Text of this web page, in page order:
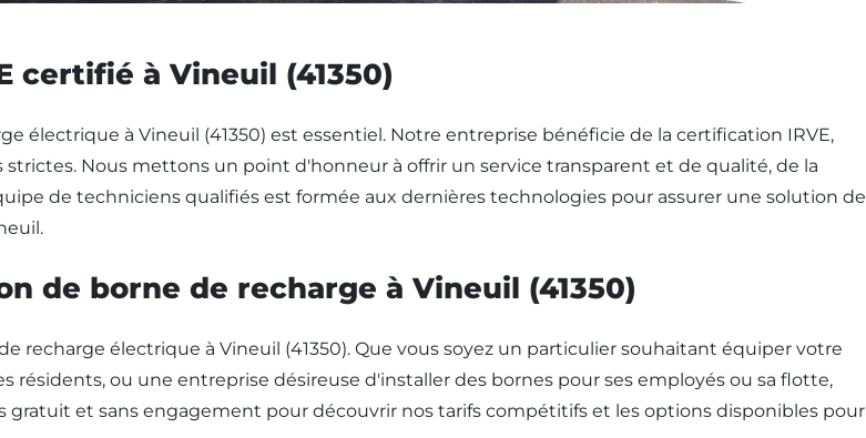
certifié à Vineuil (41350)
électrique à Vineuil (41350) est essentiel. Notre entreprise bénéficie de la certification IRVE,
Nous mettons un point d'honneur à offrir un service transparent et de qualité, de la
de techniciens qualifiés est formée aux dernières technologies pour assurer une solution de
de borne de recharge à Vineuil (41350)
recharge électrique à Vineuil (41350). Que vous soyez un particulier souhaitant équiper votre
résidents, ou une entreprise désireuse d'installer des bornes pour ses employés ou sa flotte,
et sans engagement pour découvrir nos tarifs compétitifs et les options disponibles pour